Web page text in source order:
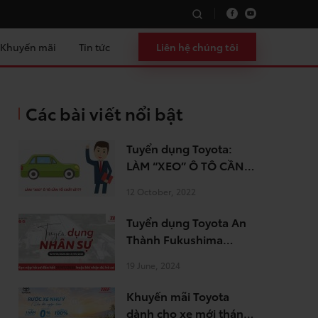
Khuyến mãi Tin tức Liên hệ chúng tôi
Các bài viết nổi bật
Tuyển dụng Toyota:
LÀM “XEO” Ô TÔ CẦN
Tuyển dụng Toyota An
Thành Fukushima
Khuyến mãi Toyota
dành cho xe mới tháng